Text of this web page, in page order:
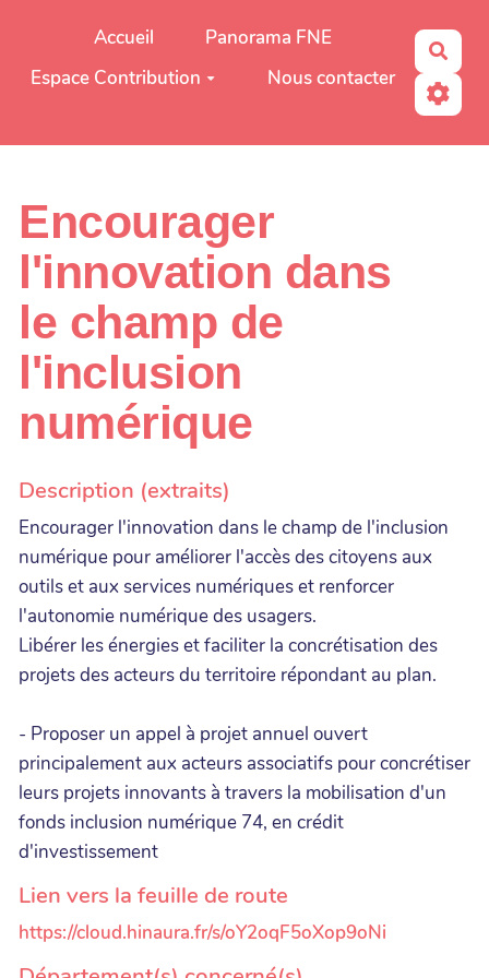
Aller au contenu principal
Accueil
Panorama FNE
Espace Contribution
Nous contacter
Encourager
l'innovation dans
le champ de
l'inclusion
numérique
Description (extraits)
Encourager l'innovation dans le champ de l'inclusion
numérique pour améliorer l'accès des citoyens aux
outils et aux services numériques et renforcer
l'autonomie numérique des usagers.
Libérer les énergies et faciliter la concrétisation des
projets des acteurs du territoire répondant au plan.
- Proposer un appel à projet annuel ouvert
principalement aux acteurs associatifs pour concrétiser
leurs projets innovants à travers la mobilisation d'un
fonds inclusion numérique 74, en crédit
d'investissement
Lien vers la feuille de route
https://cloud.hinaura.fr/s/oY2oqF5oXop9oNi